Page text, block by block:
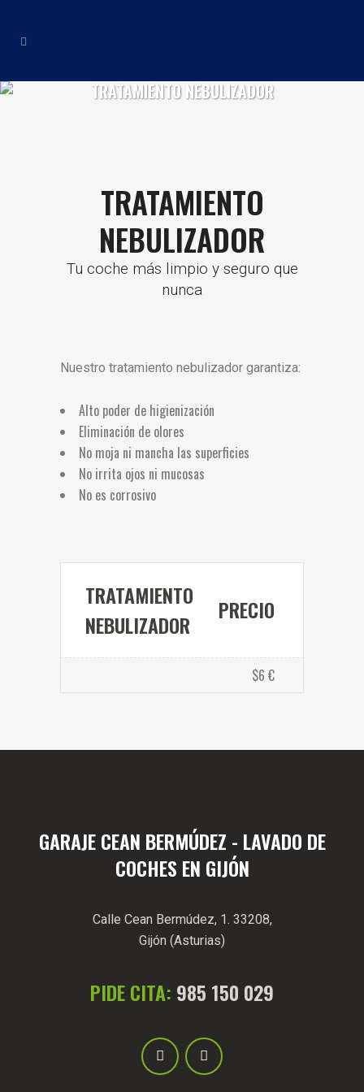
TRATAMIENTO NEBULIZADOR
TRATAMIENTO
NEBULIZADOR
Tu coche más limpio y seguro que
nunca
Nuestro tratamiento nebulizador garantiza:
Alto poder de higienización
Eliminación de olores
No moja ni mancha las superficies
No irrita ojos ni mucosas
No es corrosivo
TRATAMIENTO
NEBULIZADOR
PRECIO
$6 €
GARAJE CEAN BERMÚDEZ - LAVADO DE
COCHES EN GIJÓN
Calle Cean Bermúdez, 1. 33208,
Gijón (Asturias)
PIDE CITA: 985 150 029